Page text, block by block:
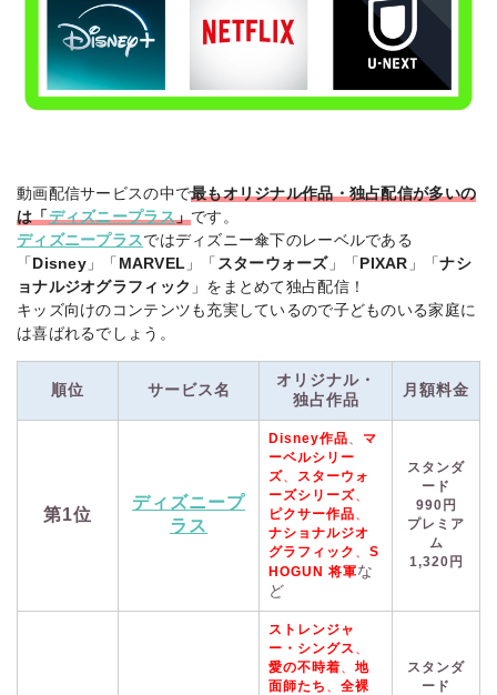
動画配信サービスの中で最もオリジナル作品・独占配信が多いの
は「ディズニープラス」です。
ディズニープラスではディズニー傘下のレーベルである
「 Disney」「 MARVEL 」「 スターウォーズ」「 PIXAR 」「ナシ
ョナルジオグラフィック 」をまとめて独占配信！
キッズ向けのコンテンツも充実しているので子どものいる家庭に
は喜ばれるでしょう。
順位 サービス名
オリジナル・
独占作品
月額料金
第1位
ディズニープ
ラス
Disney作品
マ
ーベルシリー
ズ
スターウォ
ーズシリーズ
ピクサー作品
ナショナルジオ
グラフィック
S
HOGUN 将軍な
ど
スタンダ
ード
990円
プレミア
ム
1,320円
ストレンジャ
ー・シングス
愛の不時着
地
面師たち
全裸
スタンダ
ード